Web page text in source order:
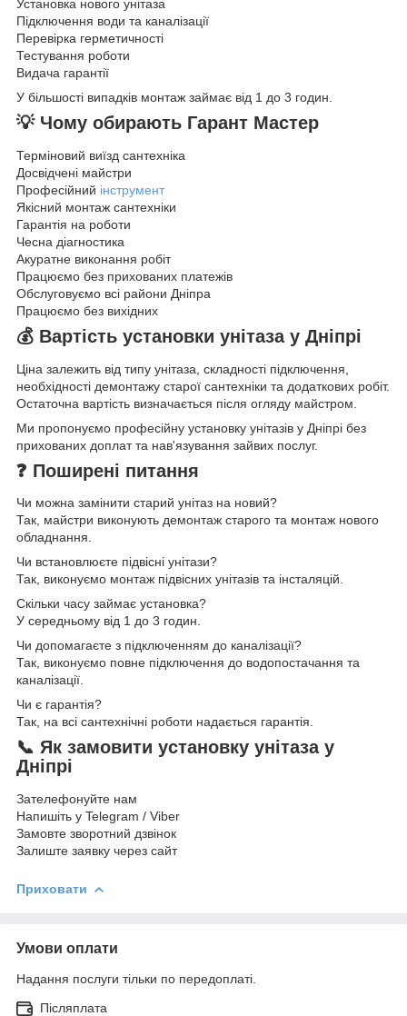
Установка нового унітаза
Підключення води та каналізації
Перевірка герметичності
Тестування роботи
Видача гарантії
У більшості випадків монтаж займає від 1 до 3 годин.
💡 Чому обирають Гарант Мастер
Терміновий виїзд сантехніка
Досвідчені майстри
Професійний інструмент
Якісний монтаж сантехніки
Гарантія на роботи
Чесна діагностика
Акуратне виконання робіт
Працюємо без прихованих платежів
Обслуговуємо всі райони Дніпра
Працюємо без вихідних
💰 Вартість установки унітаза у Дніпрі
Ціна залежить від типу унітаза, складності підключення,
необхідності демонтажу старої сантехніки та додаткових робіт.
Остаточна вартість визначається після огляду майстром.
Ми пропонуємо професійну установку унітазів у Дніпрі без
прихованих доплат та нав'язування зайвих послуг.
❓ Поширені питання
Чи можна замінити старий унітаз на новий?
Так, майстри виконують демонтаж старого та монтаж нового
обладнання.
Чи встановлюєте підвісні унітази?
Так, виконуємо монтаж підвісних унітазів та інсталяцій.
Скільки часу займає установка?
У середньому від 1 до 3 годин.
Чи допомагаєте з підключенням до каналізації?
Так, виконуємо повне підключення до водопостачання та
каналізації.
Чи є гарантія?
Так, на всі сантехнічні роботи надається гарантія.
📞 Як замовити установку унітаза у
Дніпрі
Зателефонуйте нам
Напишіть у Telegram / Viber
Замовте зворотний дзвінок
Залиште заявку через сайт
Приховати
Умови оплати
Надання послуги тільки по передоплаті.
Післяплата